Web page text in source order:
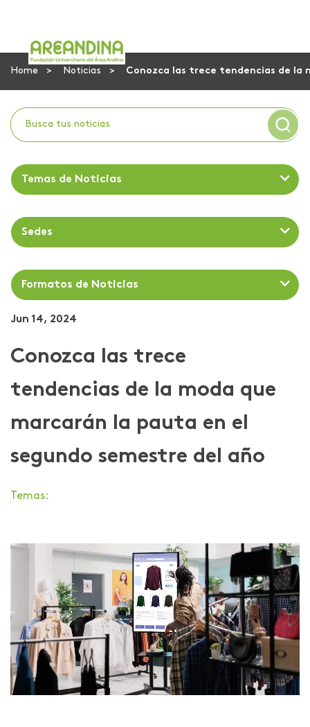
Home Noticias Conozca las trece tendencias de la
Temas de Noticias
Sedes
Formatos de Noticias
Jun 14, 2024
Conozca las trece
tendencias de la moda que
marcarán la pauta en el
segundo semestre del año
Temas: